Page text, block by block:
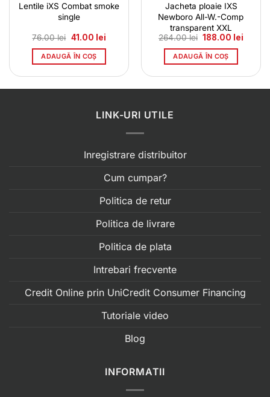
Lentile iXS Combat smoke
single
76.00lei Prețul
a
fost:
41.00 leiPrețul
ADAUGĂ ÎN COȘ
Jacheta ploaie IXS
Newboro All-W.-Comp
transparent XXL
264.00lei Prețul
a
fost:
188.00 lei
ADAUGĂ ÎN COȘ
LINK-URI UTILE
Inregistrare distribuitor
Cum cumpar?
Politica de retur
Politica de livrare
Politica de plata
Intrebari frecvente
Credit Online prin UniCredit Consumer Financing
Tutoriale video
Blog
INFORMATII